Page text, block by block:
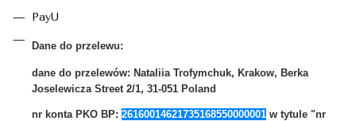
PayU
Dane do przelewu:
dane do przelewów: Nataliia Trofymchuk, Krakow, Berka
Joselewicza Street 2/1, 31-051 Poland
nr konta PKO BP: 26160014621735168550000001 w tytule "nr